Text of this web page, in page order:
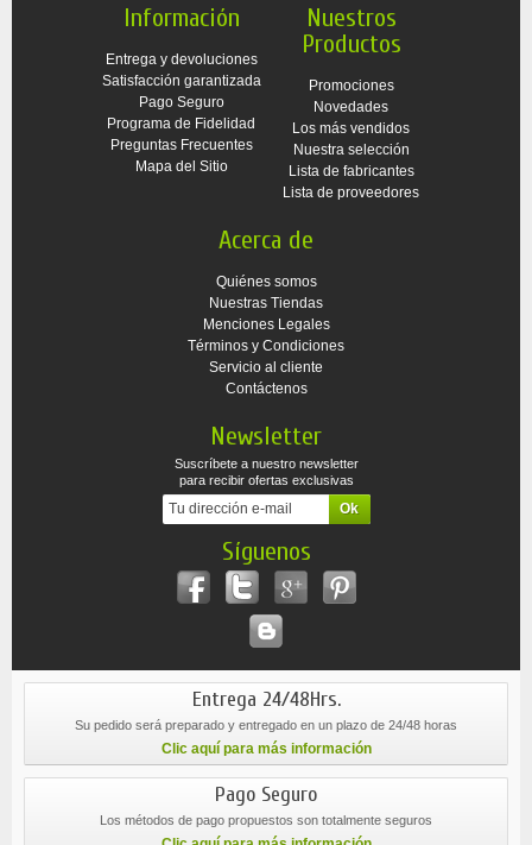
Información
Entrega y devoluciones
Satisfacción garantizada
Pago Seguro
Programa de Fidelidad
Preguntas Frecuentes
Mapa del Sitio
Nuestros
Productos
Promociones
Novedades
Los más vendidos
Nuestra selección
Lista de fabricantes
Lista de proveedores
Acerca de
Quiénes somos
Nuestras Tiendas
Menciones Legales
Términos y Condiciones
Servicio al cliente
Contáctenos
Newsletter
Suscríbete a nuestro newsletter
para recibir ofertas exclusivas
Síguenos
Entrega 24/48Hrs.
Su pedido será preparado y entregado en un plazo de 24/48 horas
Clic aquí para más información
Pago Seguro
Los métodos de pago propuestos son totalmente seguros